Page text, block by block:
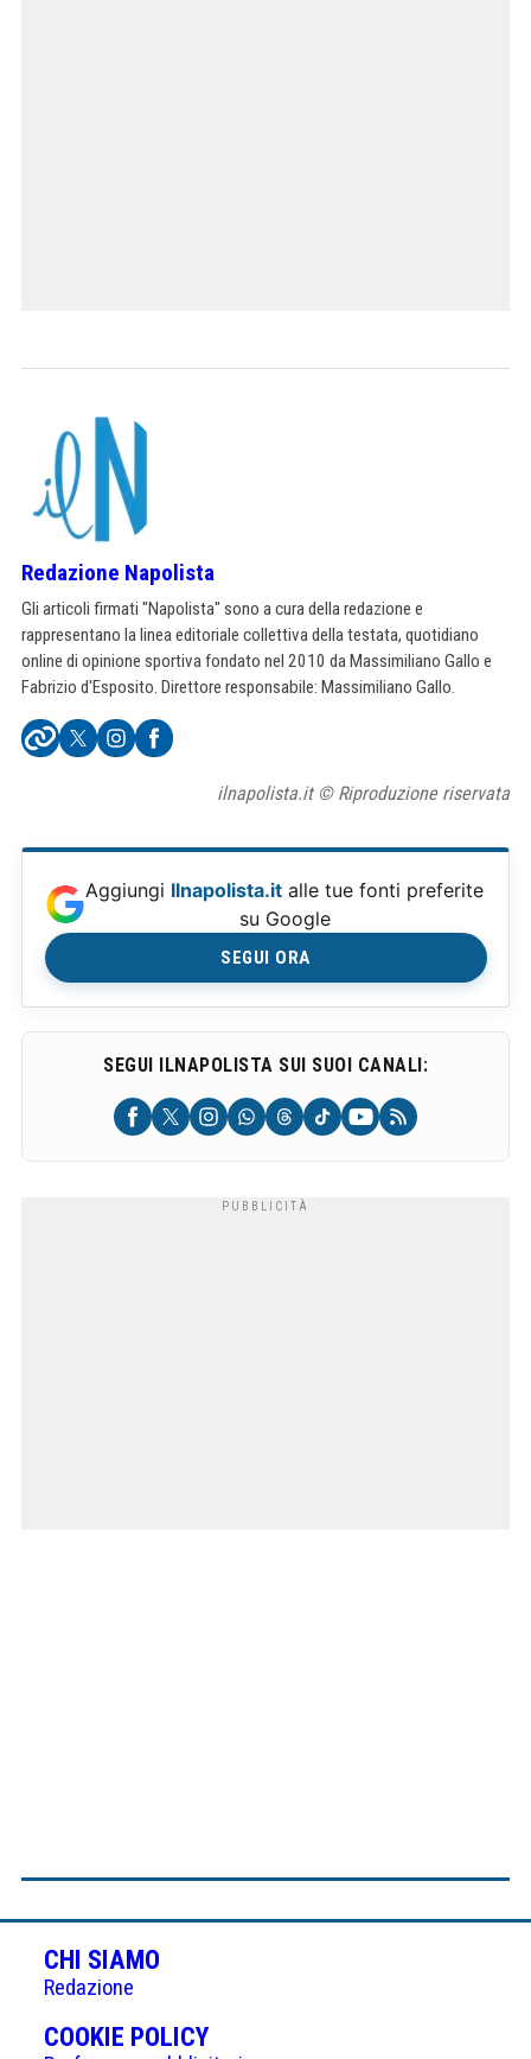
Redazione Napolista
Gli articoli firmati "Napolista" sono a cura della redazione e
rappresentano la linea editoriale collettiva della testata, quotidiano
online di opinione sportiva fondato nel 2010 da Massimiliano Gallo e
Fabrizio d'Esposito. Direttore responsabile: Massimiliano Gallo.
ilnapolista.it © Riproduzione riservata
Aggiungi Ilnapolista.it alle tue fonti preferite
su Google
SEGUI ORA
SEGUI ILNAPOLISTA SUI SUOI CANALI:
CHI SIAMO
Redazione
COOKIE POLICY(APRE